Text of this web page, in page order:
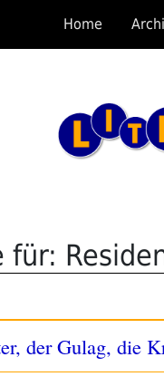
Home
für:
der Gulag, die